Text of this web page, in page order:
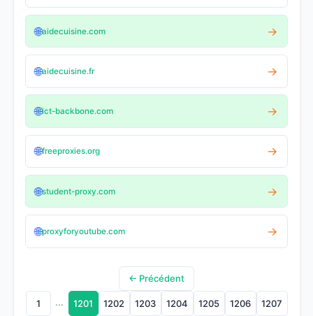
🌐aidecuisine.com →
🌐aidecuisine.fr →
🌐ict-backbone.com →
🌐freeproxies.org →
🌐student-proxy.com →
🌐proxyforyoutube.com →
← Précédent
1 ... 1201 1202 1203 1204 1205 1206 1207